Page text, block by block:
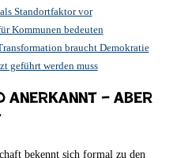
Standortfaktor vor
Kommunen bedeuten
braucht Demokratie
geführt werden muss
anerkannt – aber
bekennt sich formal zu den